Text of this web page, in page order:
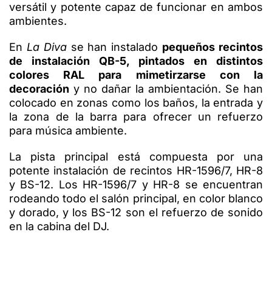
versátil y potente capaz de funcionar en ambos
ambientes.
En La Divase han instalado pequeños recintos
de instalación QB-5, pintados en distintos
colores RAL para mimetirzarse con la
decoración y no dañar la ambientación. Se han
colocado en zonas como los baños, la entrada y
la zona de la barra para ofrecer un refuerzo
para música ambiente.
La pista principal está compuesta por una
potente instalación de recintos HR-1596/7, HR-8
y BS-12. Los HR-1596/7 y HR-8 se encuentran
rodeando todo el salón principal, en color blanco
y dorado, y los BS-12 son el refuerzo de sonido
en la cabina del DJ.